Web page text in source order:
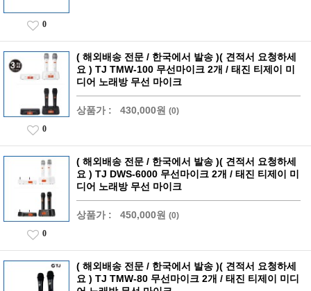
0
( 해외배송 전문 / 한국에서 발송 )( 견적서 요청하세
요 ) TJ TMW-100 무선마이크 2개 / 태진 티제이 미
디어 노래방 무선 마이크
상품가 : 430,000원 (0)
0
( 해외배송 전문 / 한국에서 발송 )( 견적서 요청하세
요 ) TJ DWS-6000 무선마이크 2개 / 태진 티제이 미
디어 노래방 무선 마이크
상품가 : 450,000원 (0)
0
( 해외배송 전문 / 한국에서 발송 )( 견적서 요청하세
요 ) TJ TMW-80 무선마이크 2개 / 태진 티제이 미디